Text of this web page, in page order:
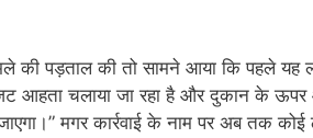
की पड़ताल की तो सामने आया कि पहले यह
आहता चलाया जा रहा है और दुकान के ऊपर
मगर कार्रवाई के नाम पर अब तक